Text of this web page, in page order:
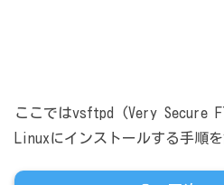
ここではvsftpd (Very Secure
Linuxにインストールする手順を